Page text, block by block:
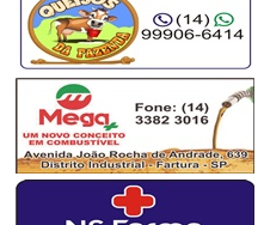
Contagem/MG
29/10/2019 - 14:00
Resposta:Obrigado Maristane
José, pela sua audiência. Deus
te abençoe e que Nossa
Senhora de Fátima te proteja.
Estamos rezando por você e
pela sua família. Continue
sempre ouvindo a Web Rádio
Quem como Deus. Abraços e
fique com Deus.
-----------------------